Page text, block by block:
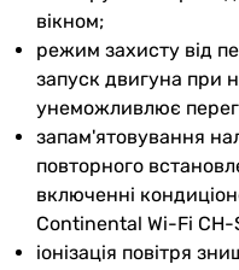
вікном;
режим захисту від
запуск двигуна при
унеможливлює
запам'ятовування
повторного
включенні
Continental Wi-Fi CH-
іонізація повітря